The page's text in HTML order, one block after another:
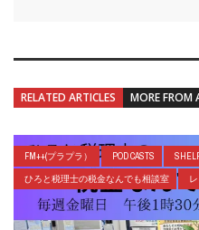
RELATED ARTICLES MORE FROM
FM++(プラプラ） POD CASTS
ひろと税理士の税金なんでも相談室